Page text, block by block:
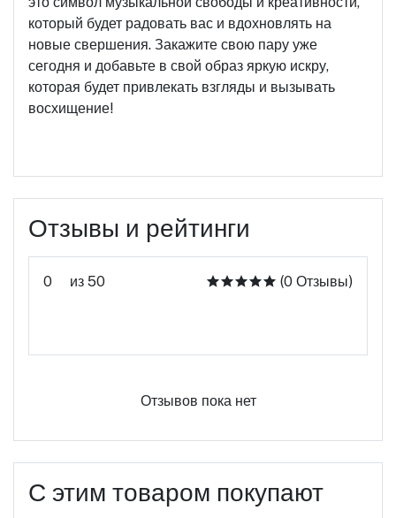
который будет радовать вас и вдохновлять на
новые свершения. Закажите свою пару уже
сегодня и добавьте в свой образ яркую искру,
которая будет привлекать взгляды и вызывать
восхищение!
Отзывы и рейтинги
0 из 50 (0 Отзывы)
Отзывов пока нет
С этим товаром покупают